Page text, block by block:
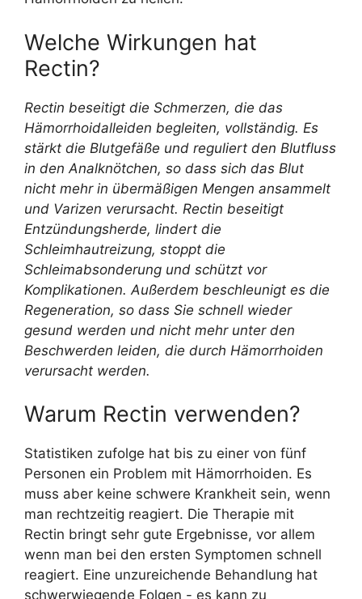
Welche Wirkungen hat
Rectin?
Rectin beseitigt die Schmerzen, die das
Hämorrhoidalleiden begleiten, vollständig. Es
stärkt die Blutgefäße und reguliert den Blutfluss
in den Analknötchen, so dass sich das Blut
nicht mehr in übermäßigen Mengen ansammelt
und Varizen verursacht. Rectin beseitigt
Entzündungsherde, lindert die
Schleimhautreizung, stoppt die
Schleimabsonderung und schützt vor
Komplikationen. Außerdem beschleunigt es die
Regeneration, so dass Sie schnell wieder
gesund werden und nicht mehr unter den
Beschwerden leiden, die durch Hämorrhoiden
verursacht werden.
Warum Rectin verwenden?
Statistiken zufolge hat bis zu einer von fünf
Personen ein Problem mit Hämorrhoiden. Es
muss aber keine schwere Krankheit sein, wenn
man rechtzeitig reagiert. Die Therapie mit
Rectin bringt sehr gute Ergebnisse, vor allem
wenn man bei den ersten Symptomen schnell
reagiert. Eine unzureichende Behandlung hat
schwerwiegende Folgen - es kann zu